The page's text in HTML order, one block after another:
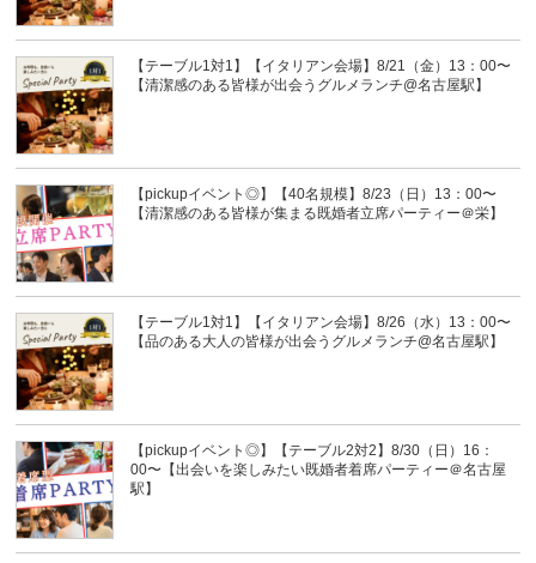
【テーブル1対1】【イタリアン会場】8/21（金）13：00〜
【清潔感のある皆様が出会うグルメランチ@名古屋駅】
【pickupイベント◎】【40名規模】8/23（日）13：00〜
【清潔感のある皆様が集まる既婚者立席パーティー＠栄】
【テーブル1対1】【イタリアン会場】8/26（水）13：00〜
【品のある大人の皆様が出会うグルメランチ@名古屋駅】
【pickupイベント◎】【テーブル2対2】8/30（日）16：
00〜【出会いを楽しみたい既婚者着席パーティー＠名古屋
駅】